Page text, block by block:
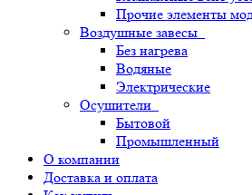
Прочие элементы
Воздушные завесы
Без нагрева
Водяные
Электрические
Осушители
Бытовой
Промышленный
О компании
Доставка и оплата